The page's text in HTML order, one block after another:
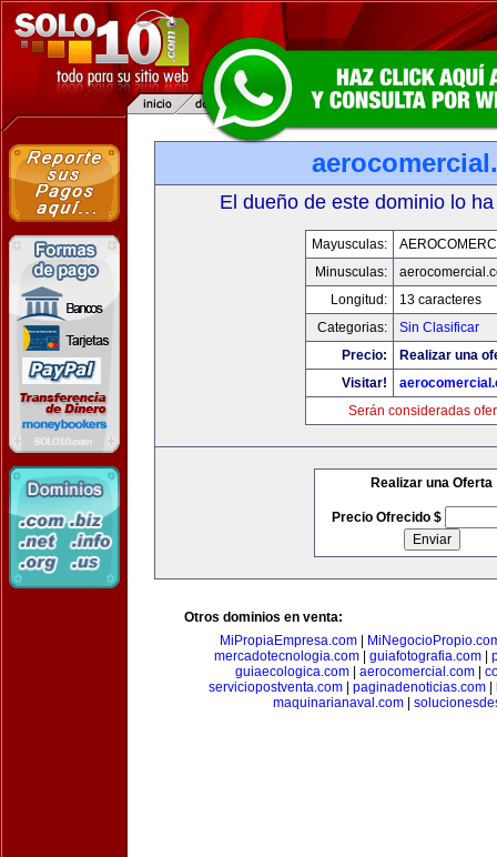
El dueño de este dominio lo
Mayusculas:
Minusculas:
Longitud:
13 caracteres
Categorias:
Sin Clasificar
Precio:
Realizar una
Visitar!
Serán consideradas
Realizar una Oferta
Precio Ofrecido $
Otros dominios en venta:
MiPropiaEmpresa.com
mercadotecnologia.com
guiafotografia.com
guiaecologica.com| aerocomercial.com|
serviciopostventa.com
paginadenoticias.com
maquinarianaval.com|